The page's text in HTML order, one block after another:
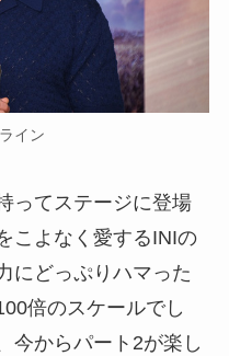
イン
ってステージに登場
こよなく愛するINIの
にどっぷりハマった
倍のスケールでし
今からパート2が楽し